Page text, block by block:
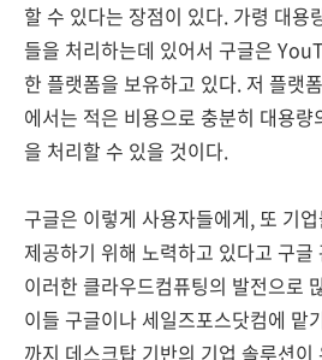
할 수 있다는 장점이 있다. 가령 대용
들을 처리하는데 있어서 구글은
한 플랫폼을 보유하고 있다. 저 플랫
에서는 적은 비용으로 충분히 대용
을 처리할 수 있을 것이다.
구글은 이렇게 사용자들에게, 또 기
제공하기 위해 노력하고 있다고 구
이러한 클라우드컴퓨팅의 발전으로
이들 구글이나 세일즈포스닷컴에 맡
까지 데스크탑 기반의 기업 솔루션